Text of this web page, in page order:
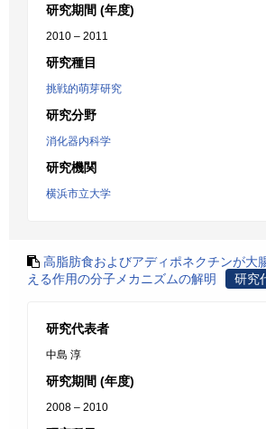
研究期間 (年度)
2010 – 2011
研究種目
挑戦的萌芽研究
研究分野
消化器内科学
研究機関
横浜市立大学
高脂肪食およびアディポネクチンが大
える作用の分子メカニズムの解明
研究
研究代表者
中島 淳
研究期間 (年度)
2008 – 2010